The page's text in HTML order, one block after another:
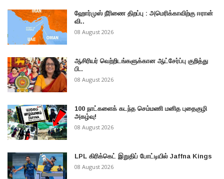
ஹோர்முஸ் நீரிணை திறப்பு : அமெரிக்காவிற்கு ஈரான்
வி..
08 August 2026
ஆசிரியர் வெற்றிடங்களுக்கான ஆட்சேர்ப்பு குறித்து
பி..
08 August 2026
100 நாட்களைக் கடந்த செம்மணி மனித புதைகுழி
அகழ்வு!
08 August 2026
LPL கிரிக்கெட் இறுதிப் போட்டியில் Jaffna Kings
08 August 2026